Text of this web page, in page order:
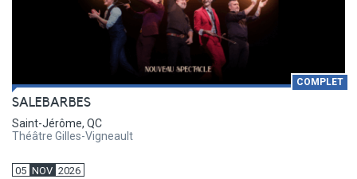
COMPLET
SALEBARBES
Saint-Jérôme, QC
Théâtre Gilles-Vigneault
05 NOV 2026